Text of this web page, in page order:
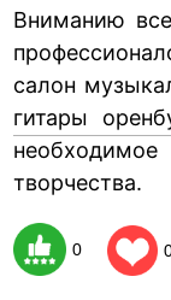
Вниманию
салон
гитары
творчества.
0